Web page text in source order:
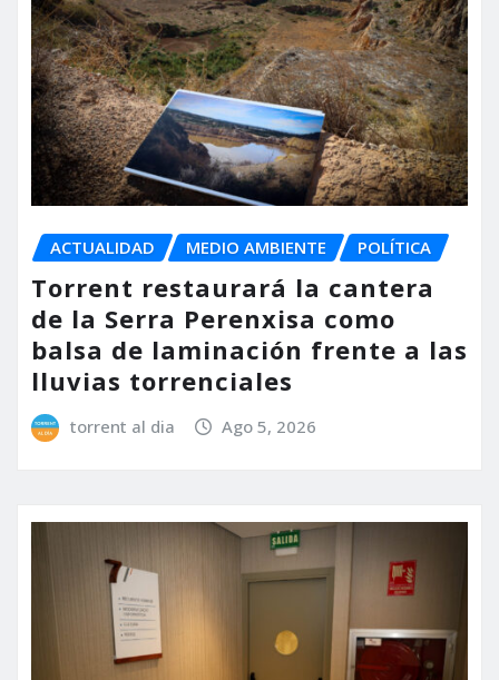
ACTUALIDAD MEDIO AMBIENTE POLÍTICA
Torrent restaurará la cantera
de la Serra Perenxisa como
balsa de laminación frente a las
lluvias torrenciales
torrent al dia Ago 5, 2026